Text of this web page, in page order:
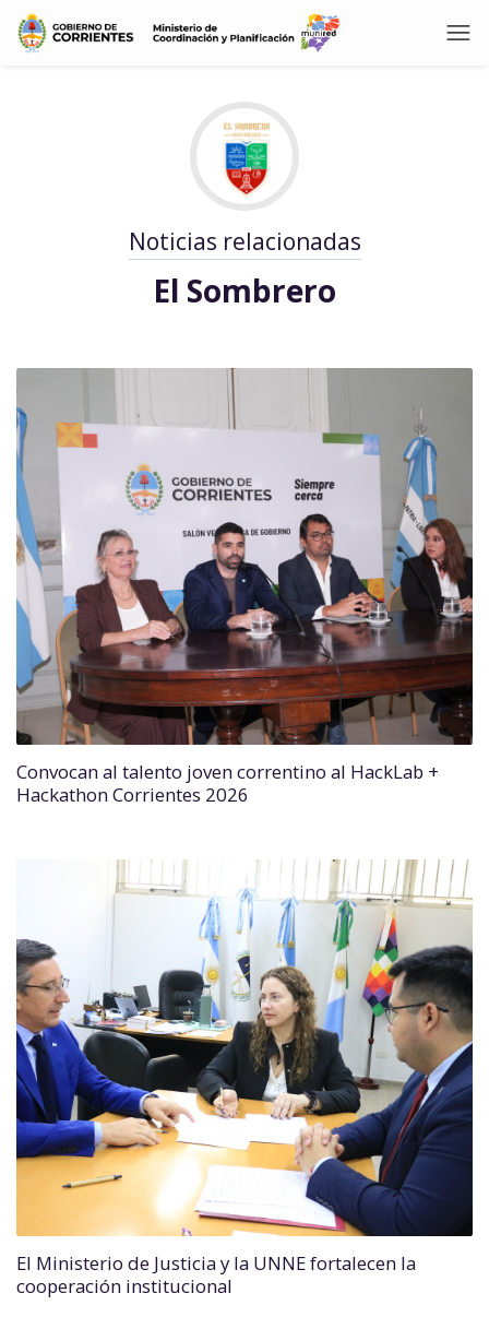
Noticias relacionadas
El Sombrero
Convocan al talento joven correntino al HackLab +
Hackathon Corrientes 2026
El Ministerio de Justicia y la UNNE fortalecen la
cooperación institucional